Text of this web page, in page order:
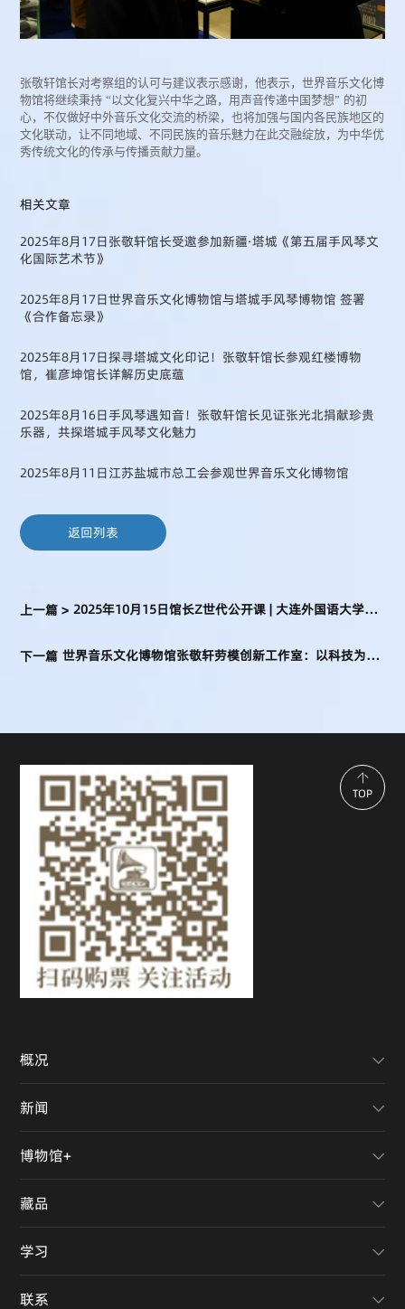
张敬轩馆长对考察组的认可与建议表示感谢，他表示，世界音乐文化博
物馆将继续秉持 “ 以文化复兴中华之路，用声音传递中国梦想” 的初
心，不仅做好中外音乐文化交流的桥梁，也将加强与国内各民族地区的
文化联动，让不同地域、不同民族的音乐魅力在此交融绽放，为中华优
秀传统文化的传承与传播贡献力量。
相关文章
2025年8月17日张敬轩馆长受邀参加新疆·塔城《第五届手风琴文
化国际艺术节》
2025年8月17日世界音乐文化博物馆与塔城手风琴博物馆 签署
《合作备忘录》
2025年8月17日探寻塔城文化印记！张敬轩馆长参观红楼博物
馆，崔彦坤馆长详解历史底蕴
2025年8月16日手风琴遇知音！张敬轩馆长见证张光北捐献珍贵
乐器，共探塔城手风琴文化魅力
2025年8月11日江苏盐城市总工会参观世界音乐文化博物馆
返回列表
上一篇 > 2025年10月15日馆长Z世代公开课 | 大连外国语大学师生活动在世音博开展
下一篇 世界音乐文化博物馆张敬轩劳模创新工作室：以科技为弦，奏响文博创新强音
概况
新闻
博物馆+
藏品
学习
联系
TOP